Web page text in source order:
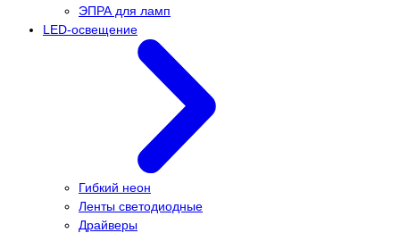
ЭПРА для ламп
LED-освещение
Гибкий неон
Ленты светодиодные
Драйверы